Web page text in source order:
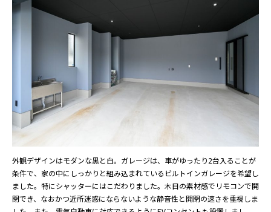
外観デザインはモダンな黒と白。ガレージは、車がゆったり2台入ることが
条件で、家の中にしっかりと組み込まれているビルトインガレージを希望し
ました。特にシャッターにはこだわりました。木目の素材感でリモコンで開
閉でき、なおかつ近所迷惑にならないような静音性と開閉の速さを重視しま